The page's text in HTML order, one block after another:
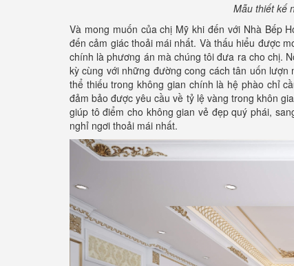
Mẫu thiết kế
Và mong muốn của chị Mỹ khi đến với Nhà Bếp
đến cảm giác thoải mái nhất. Và thấu hiểu được
chính là phương án mà chúng tôi đưa ra cho chị.
kỳ cùng với những đường cong cách tân uốn
thể thiếu trong không gian chính là hệ phào chỉ
đảm bảo được yêu cầu về tỷ lệ vàng trong khôn
giúp tô điểm cho không gian vẻ đẹp quý phái,
nghỉ ngơi thoải mái nhất.